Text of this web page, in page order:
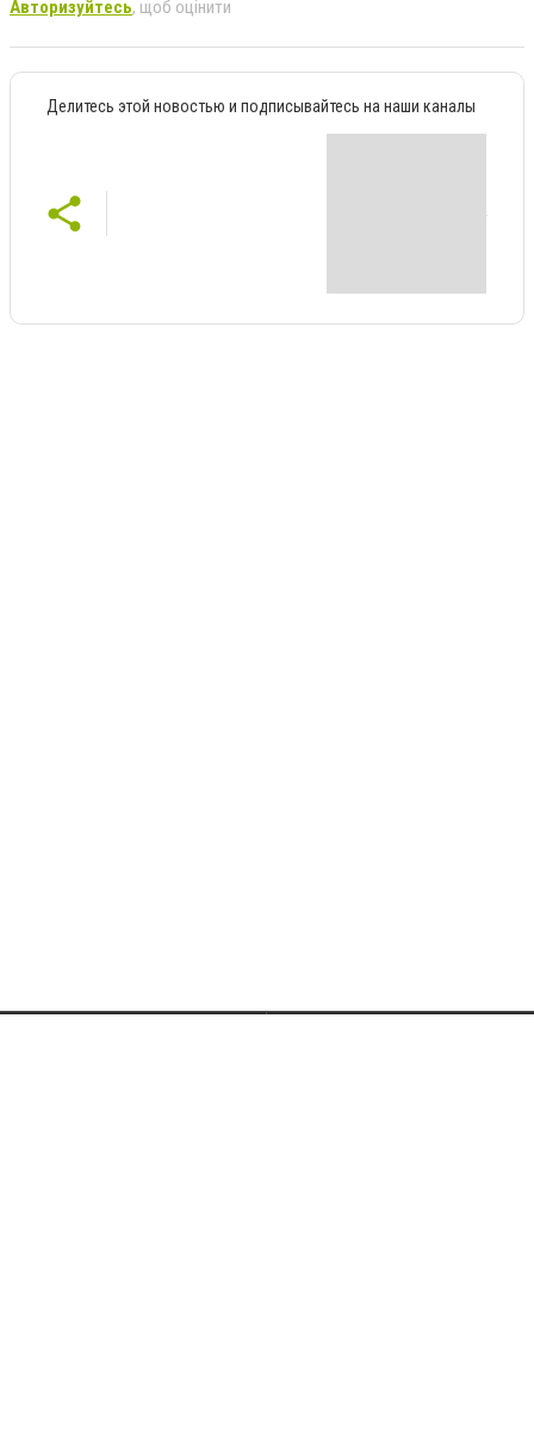
Авторизуйтесь, щоб оцінити
Делитесь этой новостью и подписывайтесь на наши каналы